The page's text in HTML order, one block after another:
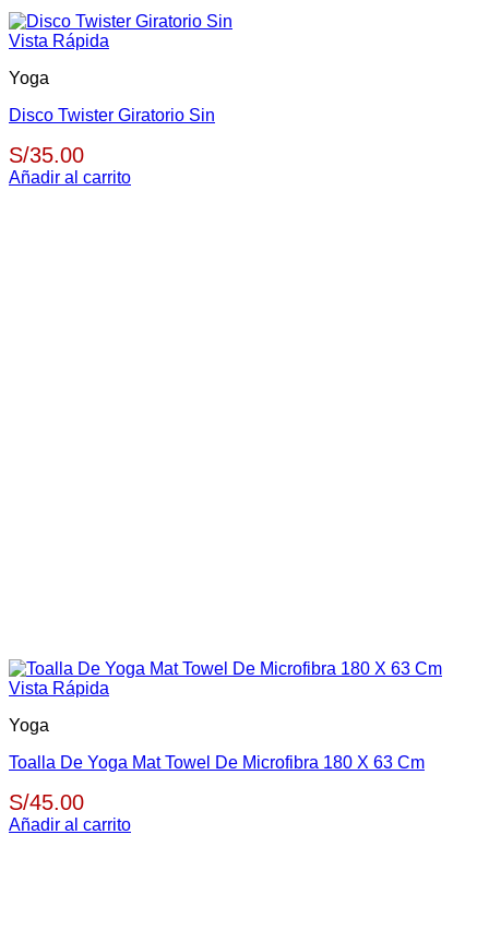
Vista Rápida
Yoga
Disco Twister Giratorio Sin
S/35.00
Añadir al carrito
Vista Rápida
Yoga
Toalla De Yoga Mat Towel De Microfibra 180 X 63 Cm
S/45.00
Añadir al carrito